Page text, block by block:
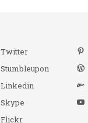
Twitter
Stumbleupon
Linkedin
Skype
Flickr